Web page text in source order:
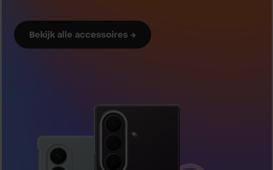
Bekijk alle accessoires →